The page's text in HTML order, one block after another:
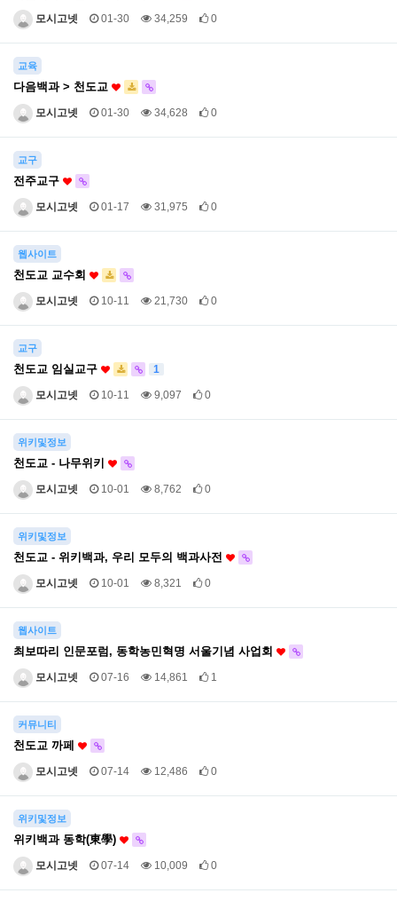
모시고넷 01-30 34,259 0
교육
다음백과 > 천도교
모시고넷 01-30 34,628 0
교구
전주교구
모시고넷 01-17 31,975 0
웹사이트
천도교 교수회
모시고넷 10-11 21,730 0
교구
천도교 임실교구 1
모시고넷 10-11 9,097 0
위키및정보
천도교 - 나무위키
모시고넷 10-01 8,762 0
위키및정보
천도교 - 위키백과, 우리 모두의 백과사전
모시고넷 10-01 8,321 0
웹사이트
최보따리 인문포럼, 동학농민혁명 서울기념 사업회
모시고넷 07-16 14,861 1
커뮤니티
천도교 까페
모시고넷 07-14 12,486 0
위키및정보
위키백과 동학(東學)
모시고넷 07-14 10,009 0